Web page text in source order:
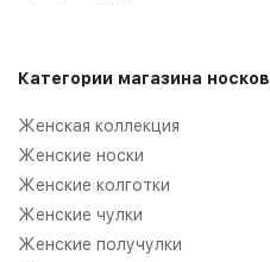
Категории магазина носков
Женская коллекция
Женские носки
Женские колготки
Женские чулки
Женские получулки